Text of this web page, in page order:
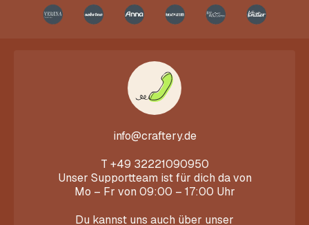
info@craftery.de
T +49 32221090950
Unser Supportteam ist für dich da von
Mo – Fr von 09:00 – 17:00 Uhr
Du kannst uns auch über unser